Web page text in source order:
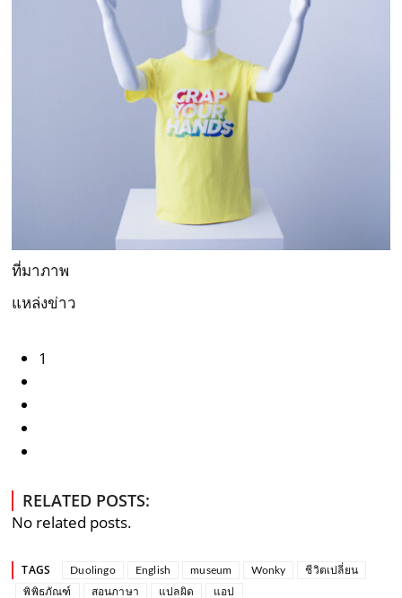
ที่มาภาพ
แหล่งข่าว
1
RELATED POSTS:
No related posts.
TAGS Duolingo English museum Wonky
ชีวิตเปลี่ยน
พิพิธภัณฑ์
สอนภาษา แปลผิด แอป